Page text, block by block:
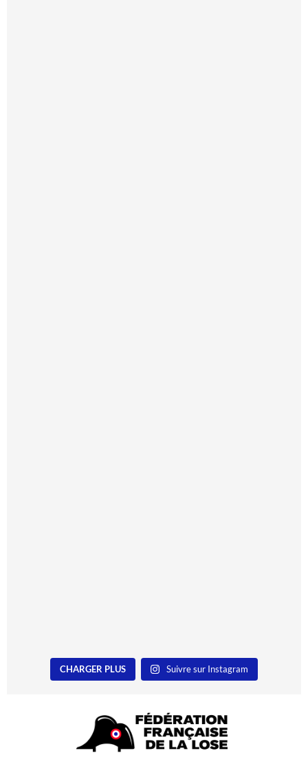
CHARGER PLUS Suivre sur Instagram